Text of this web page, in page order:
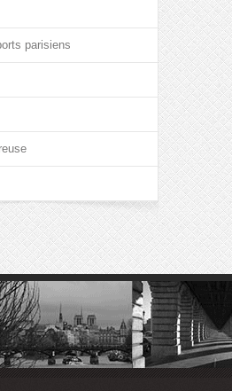
parisiens